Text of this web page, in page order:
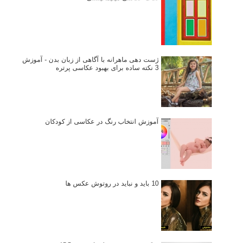
ژست دهی ماهرانه با آگاهی از زبان بدن - آموزش
3 نکته ساده برای بهبود عکاسی پرتره
آموزش انتخاب رنگ در عکاسی از کودکان
10 باید و نباید در روتوش عکس ها